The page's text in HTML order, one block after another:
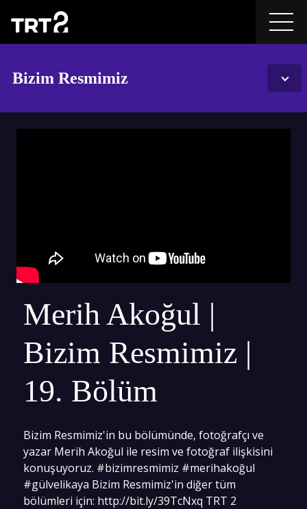
Bizim Resmimiz
Merih Akoğul |
Bizim Resmimiz |
19. Bölüm
Bizim Resmimiz'in bu bölümünde, fotoğrafçı ve
yazar Merih Akoğul ile resim ve fotoğraf ilişkisini
konuşuyoruz. #bizimresmimiz #merihakoğul
#gülvelikaya Bizim Resmimiz'in diğer tüm
bölümleri için: http://bit.ly/39TcNxq TRT 2